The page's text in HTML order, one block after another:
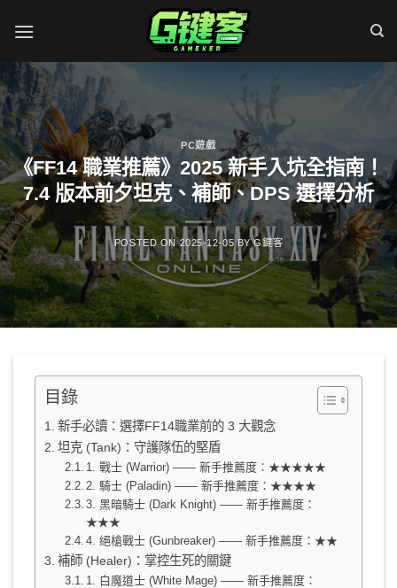
PC遊戲
《FF14 職業推薦》2025 新手入坑全指南！
7.4 版本前夕坦克、補師、DPS 選擇分析
POSTED ON2025-12-05 BYG鍵客
目錄
新手必讀：選擇FF14職業前的 3 大觀念
坦克 (Tank)：守護隊伍的堅盾
1. 戰士 (Warrior) —— 新手推薦度：★★★★★
2. 騎士 (Paladin) —— 新手推薦度：★★★★
3. 黑暗騎士 (Dark Knight) —— 新手推薦度：
★★★
4. 絕槍戰士 (Gunbreaker) —— 新手推薦度：★★
補師 (Healer)：掌控生死的關鍵
1. 白魔道士 (White Mage) —— 新手推薦度：